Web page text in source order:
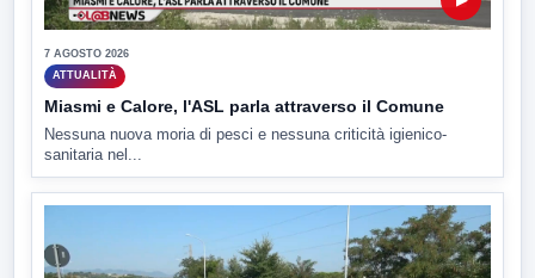
7 AGOSTO 2026
ATTUALITÀ
Miasmi e Calore, l'ASL parla attraverso il Comune
Nessuna nuova moria di pesci e nessuna criticità igienico-
sanitaria nel...